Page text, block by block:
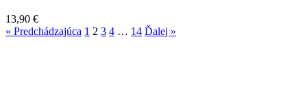
13,90 €
« Predchádzajúca 1 2 3 4 … 14 Ďalej »